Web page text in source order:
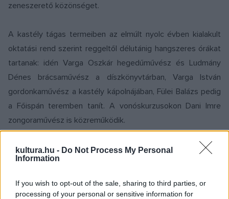
kultura.hu - Do Not Process My Personal
Information
If you wish to opt-out of the sale, sharing to third parties, or
processing of your personal or sensitive information for
zeneszerető közönséget.
A kastély tágas termeiben az elmúlt nyolc évben kialakult
oktatási rend szerint reggeltől délutánig hangszeres órákat
tartanak: idén Varga Oszkár hegedűművész és Ludmány
Dénes brácsaművész a díszkönyvtárban, Varga István
gordonkaművész a kastély kápolnájában, Fülei Balázs pedig
a Főispán teremben tanít. A vonóskurzusokon Dani Imre
zongoraművész is közreműködik.
A világ számos pontjáról érkező résztvevők kamaraórákat
szintén látogathatnak, akár tanáraikkal is zenélhetnek
játszhasson közönség előtt, ezért aki késznek érzi a